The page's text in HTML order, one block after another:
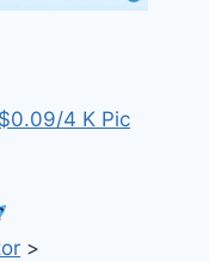
4 K Pic
>